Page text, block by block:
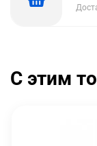
С этим